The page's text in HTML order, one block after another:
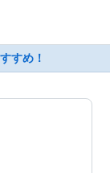
すめ！